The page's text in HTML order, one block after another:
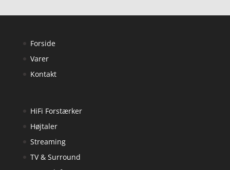
Forside
Varer
Kontakt
HiFi Forstærker
Højtaler
Streaming
TV & Surround